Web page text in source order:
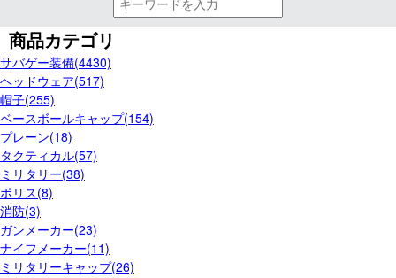
商品カテゴリ
サバゲー装備(4430)
ヘッドウェア(517)
帽子(255)
ベースボールキャップ(154)
プレーン(18)
タクティカル(57)
ミリタリー(38)
ポリス(8)
消防(3)
ガンメーカー(23)
ナイフメーカー(11)
ミリタリーキャップ(26)